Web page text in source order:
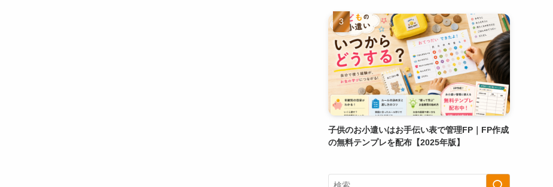
子供のお小遣いはお手伝い表で管理FP｜FP作成
の無料テンプレを配布【2025年版】